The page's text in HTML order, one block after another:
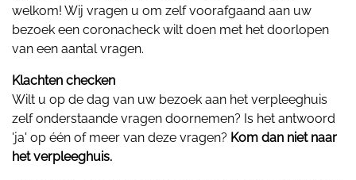
welkom! Wij vragen u om zelf voorafgaand aan uw
bezoek een coronacheck wilt doen met het doorlopen
van een aantal vragen.
Klachten checken
Wilt u op de dag van uw bezoek aan het verpleeghuis
zelf onderstaande vragen doornemen? Is het antwoord
'ja' op één of meer van deze vragen? Kom dan niet naar
het verpleeghuis.